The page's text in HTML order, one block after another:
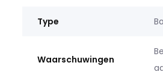
Type
Waarschuwingen